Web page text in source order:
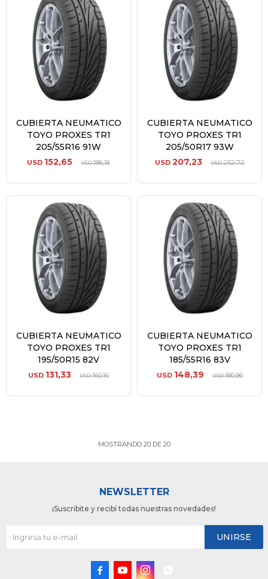
CUBIERTA NEUMATICO
TOYO PROXES TR1
205/55R16 91W
USD 152,65 USD186,16
CUBIERTA NEUMATICO
TOYO PROXES TR1
205/50R17 93W
USD 207,23 USD252,72
CUBIERTA NEUMATICO
TOYO PROXES TR1
195/50R15 82V
USD 131,33 USD160,16
CUBIERTA NEUMATICO
TOYO PROXES TR1
185/55R16 83V
USD 148,39 USD180,96
MOSTRANDO 20DE 20
NEWSLETTER
¡Suscribite y recibí todas nuestras novedades!
UNIRSE
  